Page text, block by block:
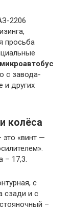
2206
просьба
с завода-
и других
колёса
это «винт —
– 17,3.
с
сзади и с
–